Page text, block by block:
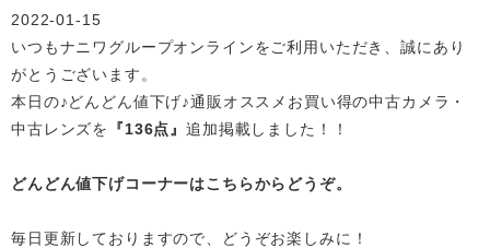
2022-01-15
いつもナニワグループオンラインをご利用いただき、誠にあり
がとうございます。
本日の♪どんどん値下げ♪通販オススメお買い得の中古カメラ・
中古レンズを
『136点』追加掲載 しました！！
どんどん値下げコーナーはこちらからどうぞ。
毎日更新しておりますので、どうぞお楽しみに！